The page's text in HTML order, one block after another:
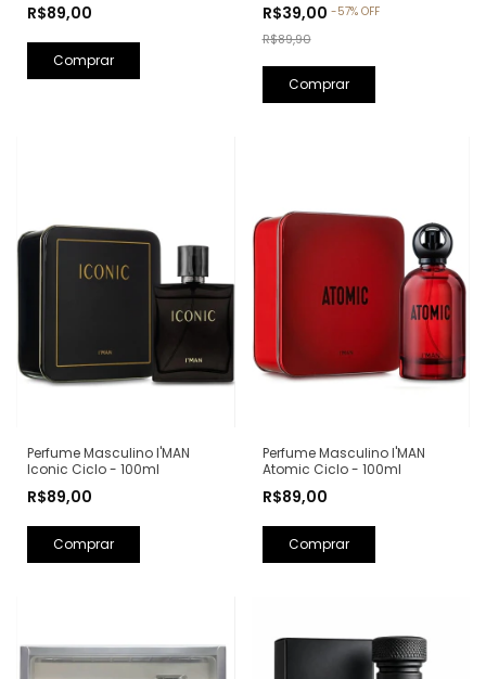
R$89,00
25ml (Ref. Olfativa: Bade'e Al
Oud Amethyst Lattafa)
R$39,00 -57% OFF
R$89,90
Perfume Masculino I'MAN
Iconic Ciclo - 100ml
R$89,00
Perfume Masculino I'MAN
Atomic Ciclo - 100ml
R$89,00